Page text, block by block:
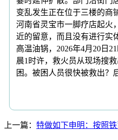
变乱发生正在位于三楼的商
河南省灵宝市一脚疗店起火
近的留意，而且没有进行实
高温油锅，2026年4月20日
晨1时许，救火员从现场搜
困。被困人员很快被救出？
上一篇： 特做如下申明：按照